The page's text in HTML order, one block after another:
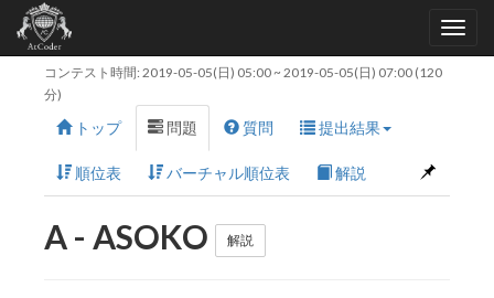
コンテスト時間: 2019-05-05(日) 05:00~ 2019-05-05(日) 07:00 (120
分)
トップ 問題 質問 提出結果
順位表 バーチャル順位表 解説
A - ASOKO 解説